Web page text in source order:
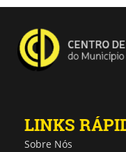
LINKS
Sobre Nós